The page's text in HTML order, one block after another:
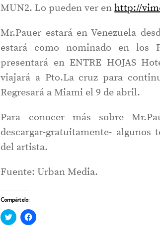
MUN2. Lo pueden ver enhttp://
Mr.Pauer estará en Venezuela
estará como nominado en los
presentará en ENTRE HOJAS
viajará a Pto.La cruz para
Regresará a Miami el 9 de abril.
Para conocer más sobre
descargar-gratuitamente-
del artista.
Fuente: Urban Media.
Compártelo:
Haz
clic
Haz
clic